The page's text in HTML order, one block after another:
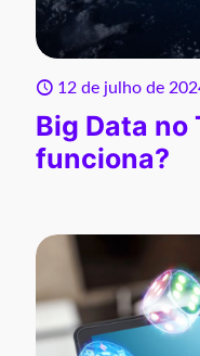
12 de julho de
Big Data no
funciona?